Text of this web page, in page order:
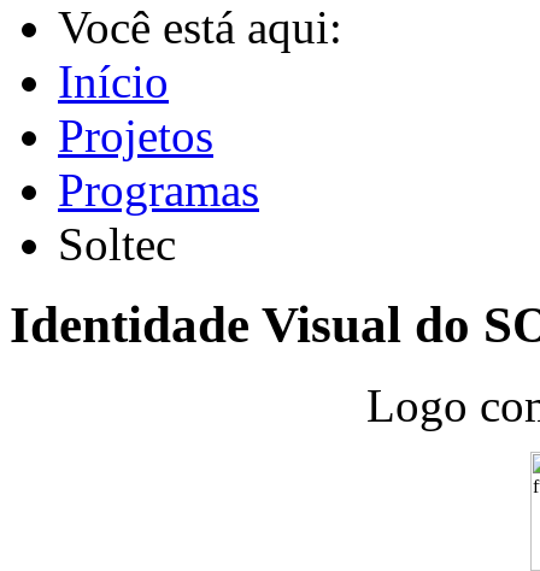
Você está aqui:
Início
Projetos
Programas
Soltec
Identidade Visual do
Logo